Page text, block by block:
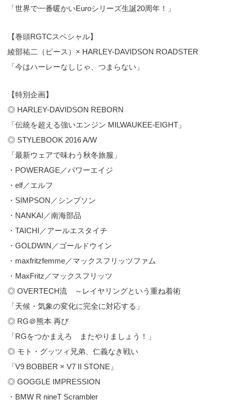
「世界で一番暖かいEuroシリーズ生誕20周年！」
【巻頭RGTCスペシャル】
綾部祐二（ピース）× HARLEY-DAVIDSON ROADSTER
「今はハーレーなしじゃ、つまらない」
【特別企画】
◎ HARLEY-DAVIDSON REBORN
「伝統を超える強いエンジン MILWAUKEE-EIGHT」
◎ STYLEBOOK 2016 A/W
「最新ウェアで味わう秋冬旅服」
・POWERAGE／パワーエイジ
・elf／エルフ
・SIMPSON／シンプソン
・NANKAI／南海部品
・TAICHI／アールエスタイチ
・GOLDWIN／ゴールドウイン
・maxfritzfemme／マックスフリッツファム
・MaxFritz／マックスフリッツ
◎ OVERTECH流 ～レイヤリングという重ね着術
「天候・気象の変化に完全に対応する」
◎ RG＠熊本 再び
「RGをつかまえろ またやりましょう！」
◎ モト・グッツィ兄弟、仁義なき戦い
「V9 BOBBER × V7 II STONE」
◎ GOGGLE IMPRESSION
・BMW R nineT Scrambler